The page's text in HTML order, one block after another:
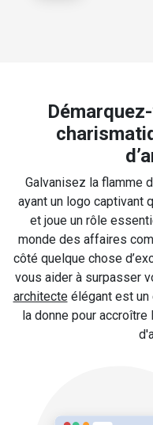
Galvanisez la flamme
ayant un logo captivant
et joue un rôle
monde des affaires
côté quelque chose
vous aider à surpasser
architecteélégant est un
la donne pour